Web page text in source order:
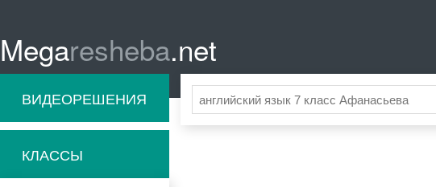
Megaresheba.net
ВИДЕОРЕШЕНИЯ
КЛАССЫ